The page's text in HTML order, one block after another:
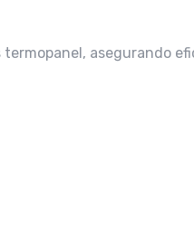
asegurando